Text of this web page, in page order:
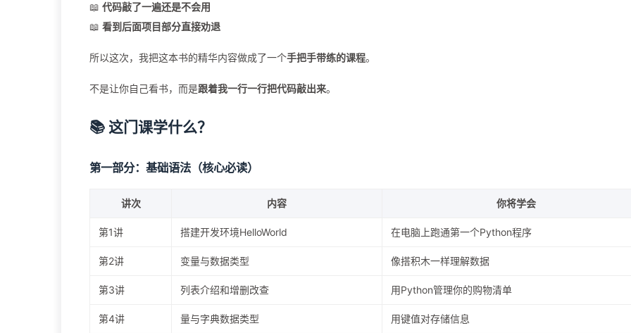
📖 代码敲了一遍还是不会用
📖 看到后面项目部分直接劝退
所以这次，我把这本书的精华内容做成了一个手把手带练的课程。
不是让你自己看书，而是跟着我一行一行把代码敲出来。
📚 这门课学什么？
第一部分：基础语法（核心必读）
讲次 内容 你将学会
第1讲 搭建开发环境HelloWorld 在电脑上跑通第一个Python程序
第2讲 变量与数据类型 像搭积木一样理解数据
第3讲 列表介绍和增删改查 用Python管理你的购物清单
第4讲 量与字典数据类型 用键值对存储信息